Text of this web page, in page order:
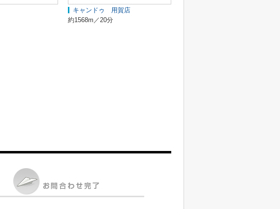
キャンドゥ 用賀店
約1568m／20分